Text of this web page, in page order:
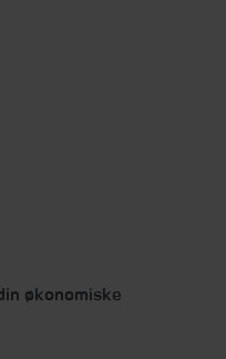
økonomiske